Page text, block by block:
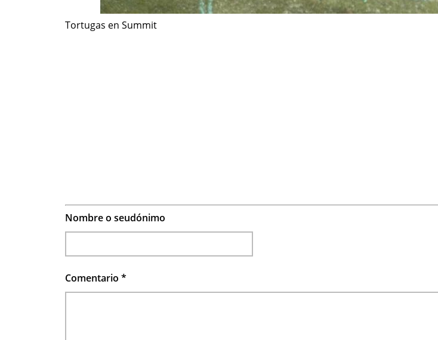
Tortugas en Summit
Nombre o seudónimo
Comentario *